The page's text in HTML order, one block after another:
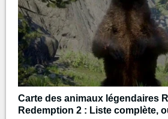
Carte des animaux légendaires
Redemption 2 : Liste complète,